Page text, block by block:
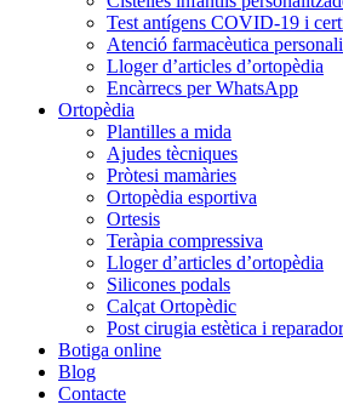
Test antígens COVID-19 i
Atenció farmacèutica
Lloger d’articles d’ortopèdia
Encàrrecs per WhatsApp
Ortopèdia
Plantilles a mida
Ajudes tècniques
Pròtesi mamàries
Ortopèdia esportiva
Ortesis
Teràpia compressiva
Lloger d’articles d’ortopèdia
Silicones podals
Calçat Ortopèdic
Post cirugia estètica i
Botiga online
Blog
Contacte